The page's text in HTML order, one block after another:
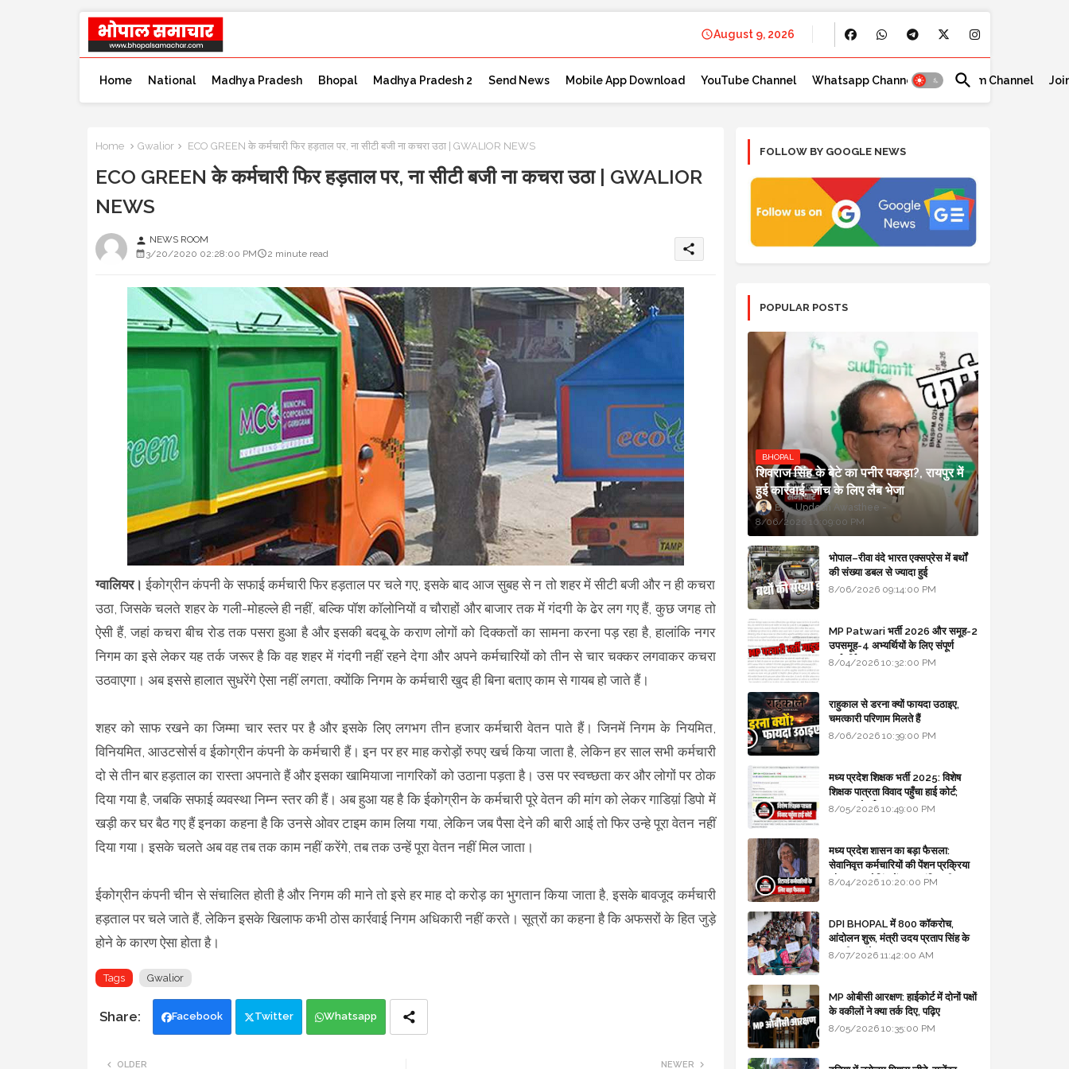
August 9, 2026
Home National Madhya Pradesh Bhopal Madhya Pradesh 2 Send News Mobile App Download YouTube Channel Whatsapp Channel Telegram Channel
Home Gwalior ECO GREEN के कर्मचारी फिर हड़ताल पर, ना सीटी बजी ना कचरा उठा | GWALIOR NEWS
ECO GREEN के कर्मचारी फिर हड़ताल पर, ना सीटी बजी ना कचरा उठा | GWALIOR
NEWS
person NEWS ROOM
3/20/2020 02:28:00 PM
2 minute read share
ग्वालियर। ईकोग्रीन कंपनी के सफाई कर्मचारी फिर हड़ताल पर चले गए, इसके बाद आज सुबह से न तो शहर में सीटी बजी और न ही कचरा
उठा, जिसके चलते शहर के गली-मोहल्ले ही नहीं, बल्कि पॉश कॉलोनियों व चौराहों और बाजार तक में गंदगी के ढेर लग गए हैं, कुछ जगह तो
ऐसी हैं, जहां कचरा बीच रोड तक पसरा हुआ है और इसकी बदबू के कराण लोगों को दिक्कतों का सामना करना पड़ रहा है, हालांकि नगर
निगम का इसे लेकर यह तर्क जरूर है कि वह शहर में गंदगी नहीं रहने देगा और अपने कर्मचारियों को तीन से चार चक्कर लगवाकर कचरा
उठवाएगा। अब इससे हालात सुधरेंगे ऐसा नहीं लगता, क्योंकि निगम के कर्मचारी खुद ही बिना बताए काम से गायब हो जाते हैं।
शहर को साफ रखने का जिम्मा चार स्तर पर है और इसके लिए लगभग तीन हजार कर्मचारी वेतन पाते हैं। जिनमें निगम के नियमित,
विनियमित, आउटसोर्स व ईकोग्रीन कंपनी के कर्मचारी हैं। इन पर हर माह करोड़ों रुपए खर्च किया जाता है, लेकिन हर साल सभी कर्मचारी
दो से तीन बार हड़ताल का रास्ता अपनाते हैं और इसका खामियाजा नागरिकों को उठाना पड़ता है। उस पर स्वच्छता कर और लोगों पर ठोक
दिया गया है, जबकि सफाई व्यवस्था निम्न स्तर की हैं। अब हुआ यह है कि ईकोग्रीन के कर्मचारी पूरे वेतन की मांग को लेकर गाडिय़ां डिपो में
खड़ी कर घर बैठ गए हैं इनका कहना है कि उनसे ओवर टाइम काम लिया गया, लेकिन जब पैसा देने की बारी आई तो फिर उन्हे पूरा वेतन नहीं
दिया गया। इसके चलते अब वह तब तक काम नहीं करेंगे, तब तक उन्हें पूरा वेतन नहीं मिल जाता।
ईकोग्रीन कंपनी चीन से संचालित होती है और निगम की माने तो इसे हर माह दो करोड़ का भुगतान किया जाता है, इसके बावजूद कर्मचारी
हड़ताल पर चले जाते हैं, लेकिन इसके खिलाफ कभी ठोस कार्रवाई निगम अधिकारी नहीं करते। सूत्रों का कहना है कि अफसरों के हित जुड़े
होने के कारण ऐसा होता है।
Tags Gwalior
Facebook Twitter Whatsapp
NEWER
OLDER
FOLLOW BY GOOGLE NEWS
POPULAR POSTS
BHOPAL
शिवराज सिंह के बेटे का पनीर पकड़ा?, रायपुर में
हुई कार्रवाई, जांच के लिए लैब भेजा
Updesh Awasthee
8/06/2026 10:09:00 PM
भोपाल–रीवा वंदे भारत एक्सप्रेस में बर्थों
की संख्या डबल से ज्यादा हुई
8/06/2026 09:14:00 PM
MP Patwari भर्ती 2026 और समूह-2
उपसमूह-4 अभ्यर्थियों के लिए संपूर्ण
मार्गदर्शिका
8/04/2026 10:32:00 PM
राहुकाल से डरना क्यों फायदा उठाइए,
चमत्कारी परिणाम मिलते हैं
8/06/2026 10:39:00 PM
मध्य प्रदेश शिक्षक भर्ती 2025: विशेष
शिक्षक पात्रता विवाद पहुँचा हाई कोर्ट;
सरकार से माँगा जवाब
8/05/2026 10:49:00 PM
मध्य प्रदेश शासन का बड़ा फैसला:
सेवानिवृत्त कर्मचारियों की पेंशन प्रक्रिया
और बजट कोडिंग में हुए क्रांतिकारी
8/04/2026 10:20:00 PM
DPI BHOPAL में 800 कॉकरोच,
आंदोलन शुरू, मंत्री उदय प्रताप सिंह के
घर भी जाएंगे
8/07/2026 11:42:00 AM
MP ओबीसी आरक्षण: हाईकोर्ट में दोनों पक्षों
के वकीलों ने क्या तर्क दिए, पढ़िए
8/05/2026 10:35:00 PM